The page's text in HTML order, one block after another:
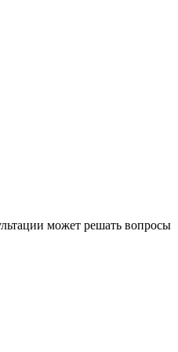
может решать вопросы